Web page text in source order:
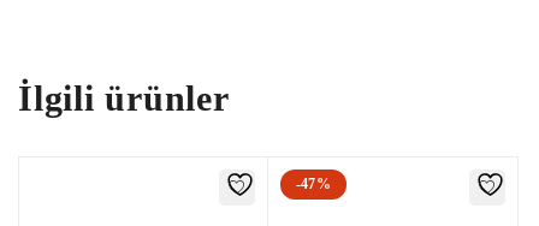
Çıkma İç Sigorta Kutusu, Çıkma Sigorta
Kutusu, Çıkma Sigorta Tablası,
Body Beyni, Bsi Beyni,
Abs Beyni, Çıkma Abs Pompa Beyni, Çıkma
İlgili ürünler
-47%